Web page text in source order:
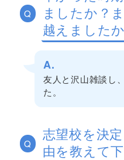
Q
ましたか？
越えました
A.
友人と沢山雑談し
た。
Q
志望校を決
由を教えて下